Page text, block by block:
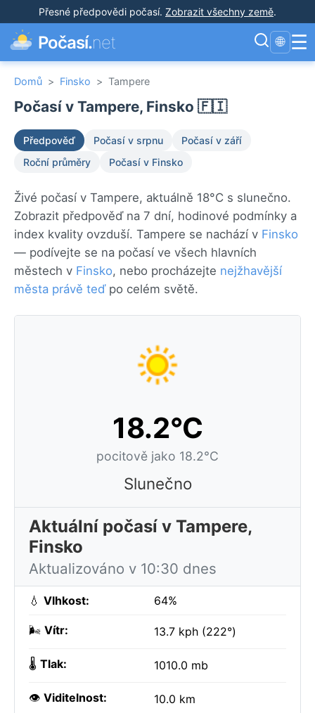
Přesné předpovědi počasí. Zobrazit všechny země.
Počasí.net 🌐 ☰
Domů > Finsko > Tampere
Počasí v Tampere, Finsko 🇫🇮
Předpověď Počasí v srpnu
Počasí v září
Roční průměry
Počasí v Finsko
Živé počasí v Tampere, aktuálně 18°C s slunečno.
Zobrazit předpověď na 7 dní, hodinové podmínky a
index kvality ovzduší. Tampere se nachází v Finsko
— podívejte se na počasí ve všech hlavních
městech v Finsko, nebo procházejte nejžhavější
města právě teďpo celém světě.
18.2°C
pocitově jako 18.2°C
Slunečno
Aktuální počasí v Tampere,
Finsko
Aktualizováno v 10:30 dnes
💧 Vlhkost: 64%
🌬️ Vítr: 13.7 kph (222°)
🌡️ Tlak: 1010.0 mb
👁️ Viditelnost: 10.0 km